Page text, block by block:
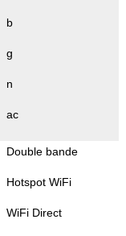
b
g
n
ac
Double bande
Hotspot WiFi
WiFi Direct